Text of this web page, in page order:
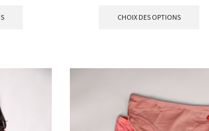
CHOIX DES OPTIONS